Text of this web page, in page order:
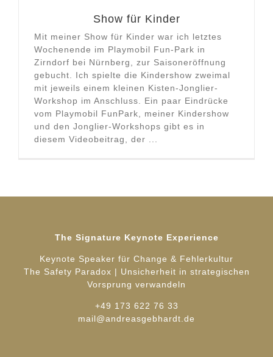
Show für Kinder
Mit meiner Show für Kinder war ich letztes
Wochenende im Playmobil Fun-Park in
Zirndorf bei Nürnberg, zur Saisoneröffnung
gebucht. Ich spielte die Kindershow zweimal
mit jeweils einem kleinen Kisten-Jonglier-
Workshop im Anschluss. Ein paar Eindrücke
vom Playmobil FunPark, meiner Kindershow
und den Jonglier-Workshops gibt es in
diesem Videobeitrag, der ...
The Signature Keynote Experience
Keynote Speaker für Change & Fehlerkultur
The Safety Paradox | Unsicherheit in strategischen
Vorsprung verwandeln
+49 173 622 76 33
mail@andreasgebhardt.de